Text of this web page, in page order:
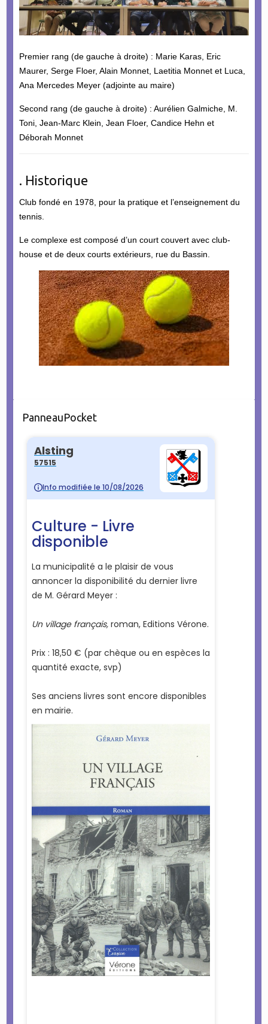
Premier rang (de gauche à droite) : Marie Karas, Eric
Maurer, Serge Floer, Alain Monnet, Laetitia Monnet et Luca,
Ana Mercedes Meyer (adjointe au maire)
Second rang (de gauche à droite) : Aurélien Galmiche, M.
Toni, Jean-Marc Klein, Jean Floer, Candice Hehn et
Déborah Monnet
. Historique
Club fondé en 1978, pour la pratique et l’enseignement du
tennis.
Le complexe est composé d’un court couvert avec club-
house et de deux courts extérieurs, rue du Bassin.
PanneauPocket